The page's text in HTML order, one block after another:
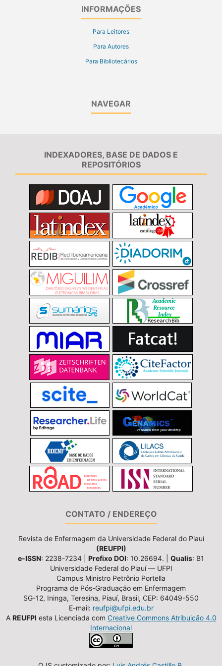
INFORMAÇÕES
Para Leitores
Para Autores
Para Bibliotecários
NAVEGAR
INDEXADORES, BASE DE DADOS E
REPOSITÓRIOS
CONTATO / ENDEREÇO
Revista de Enfermagem da Universidade Federal do Piauí
(REUFPI)
e-ISSN: 2238-7234 | Prefixo DOI: 10.26694. | Qualis: B1
Universidade Federal do Piauí — UFPI
Campus Ministro Petrônio Portella
Programa de Pós-Graduação em Enfermagem
SG-12, Ininga, Teresina, Piauí, Brasil, CEP: 64049-550
E-mail: reufpi@ufpi.edu.br
A REUFPI esta Licenciada com Creative Commons Atribuição 4.0
Internacional